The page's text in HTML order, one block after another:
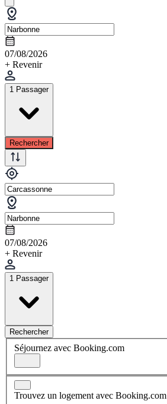
07/08/2026
+ Revenir
1 Passager
Rechercher
07/08/2026
+ Revenir
1 Passager
Rechercher
Séjournez avec Booking.com
Trouvez un logement avec Booking.com